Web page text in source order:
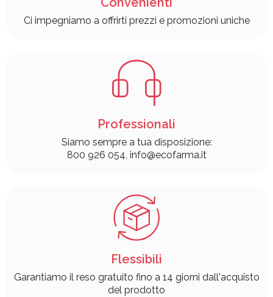
Ci impegniamo a offrirti prezzi e promozioni uniche
Professionali
Siamo sempre a tua disposizione:
800 926 054, info@ecofarma.it
Flessibili
Garantiamo il reso gratuito fino a 14 giorni dall'acquisto
del prodotto